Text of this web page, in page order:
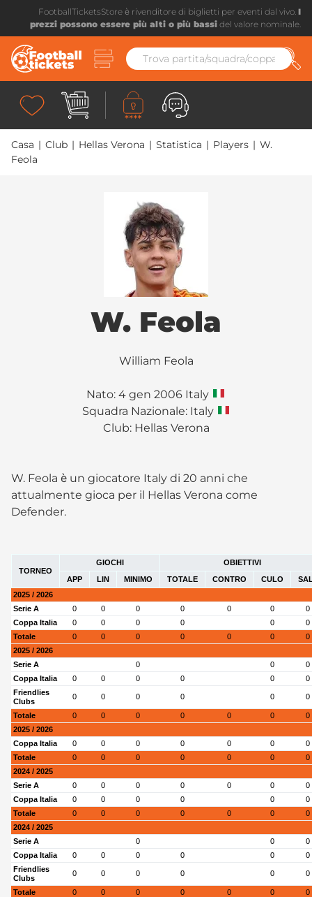
FootballTicketsStore è rivenditore di biglietti per eventi dal vivo. I
prezzi possono essere più alti o più bassi del valore nominale.
Casa | Club | Hellas Verona | Statistica | Players | W.
Feola
W. Feola
William Feola
Nato: 4 gen 2006 Italy
Squadra Nazionale: Italy
Club: Hellas Verona
W. Feola è un giocatore Italy di 20 anni che
attualmente gioca per il Hellas Verona come
Defender.
TORNEO
GIOCHI
OBIETTIVI
APP
LIN MINIMO TOTALE CONTRO CULO
2025 / 2026
Serie A
0 0 0 0 0 0
0
Coppa Italia
0 0 0 0 0
0
Totale
0 0 0 0 0 0
0
2025 / 2026
Serie A
0 0
0
Coppa Italia
0 0 0 0 0
0
Friendlies
Clubs
0 0 0 0 0 0
Totale 0 0 0 0 0 0
0
2025 / 2026
Coppa Italia
0 0 0 0 0 0
0
Totale
0 0 0 0 0 0
0
2024 / 2025
Serie A
0 0 0 0 0 0
0
Coppa Italia
0 0 0 0 0
0
Totale
0 0 0 0 0 0
0
2024 / 2025
Serie A
0 0
0
Coppa Italia
0 0 0 0 0
0
Friendlies
Clubs
0 0 0 0 0 0
Totale 0 0 0 0 0 0
0